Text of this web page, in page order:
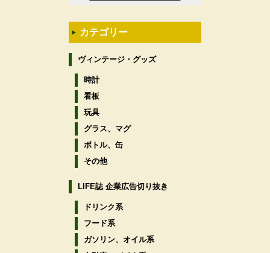
カテゴリー
ヴィンテージ・グッズ
時計
看板
玩具
グラス、マグ
ボトル、缶
その他
LIFE誌 企業広告切り抜き
ドリンク系
フード系
ガソリン、オイル系